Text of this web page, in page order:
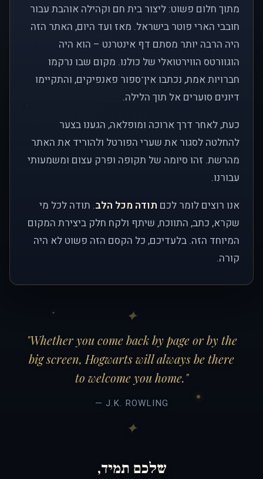
מתוך חלום פשוט: ליצור בית חם וקהילה אוהבת עבור
חובבי הארי פוטר בישראל. מאז ועד היום, האתר הזה
היה הרבה יותר מסתם דף אינטרנט – הוא היה
הוגוורטס הווירטואלי של כולנו. מקום שבו נרקמו
חברויות אמת, נכתבו אין־ספור פאנפיקים, והתקיימו
דיונים סוערים אל תוך הלילה.
כעת, לאחר דרך ארוכה ומופלאה, הגענו בצער
להחלטה לסגור את שערי הפורטל ולהוריד את האתר
מהרשת. זהו סיומה של תקופה ופרק עצום ומשמעותי
עבורנו.
אנו רוצים לומר לכם תודה מכל הלב. תודה לכל מי
שקרא, כתב, התווכח, שיתף ולקח חלק ביצירת המקום
המיוחד הזה. בלעדיכם, כל הקסם הזה פשוט לא היה
קורה.
"Whether you come back by page or by the
big screen, Hogwarts will always be there
to welcome you home."
— J.K. ROWLING
שלכם תמיד,